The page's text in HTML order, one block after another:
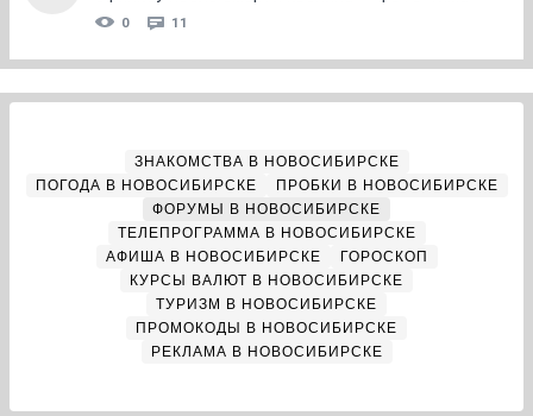
0 11
ЗНАКОМСТВА В НОВОСИБИРСКЕ
ПОГОДА В НОВОСИБИРСКЕ
ПРОБКИ В НОВОСИБИРСКЕ
ФОРУМЫ В НОВОСИБИРСКЕ
ТЕЛЕПРОГРАММА В НОВОСИБИРСКЕ
АФИША В НОВОСИБИРСКЕ
ГОРОСКОП
КУРСЫ ВАЛЮТ В НОВОСИБИРСКЕ
ТУРИЗМ В НОВОСИБИРСКЕ
ПРОМОКОДЫ В НОВОСИБИРСКЕ
РЕКЛАМА В НОВОСИБИРСКЕ